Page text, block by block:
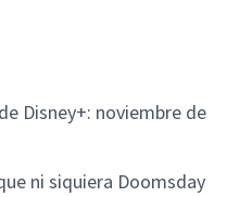
Disney+: noviembre de
ni siquiera Doomsday